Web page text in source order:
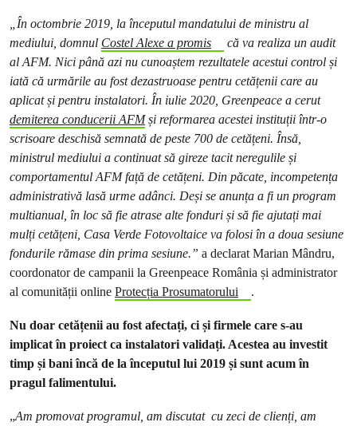
„În octombrie 2019, la începutul mandatului de ministru al
mediului, domnul Costel Alexe a promis
că va realiza un audit
al AFM. Nici până azi nu cunoaștem rezultatele acestui control și
iată că urmările au fost dezastruoase pentru cetățenii care au
aplicat și pentru instalatori. În iulie 2020, Greenpeace a cerut
demiterea conducerii AFMși reformarea acestei instituții într-o
scrisoare deschisă semnată de peste 700 de cetățeni. Însă,
ministrul mediului a continuat să gireze tacit neregulile și
comportamentul AFM față de cetățeni. Din păcate, incompetența
administrativă lasă urme adânci. Deși se anunța a fi un program
multianual, în loc să fie atrase alte fonduri și să fie ajutați mai
mulți cetățeni, Casa Verde Fotovoltaice va folosi în a doua sesiune
fondurile rămase din prima sesiune.” a declarat Marian Mândru,
coordonator de campanii la Greenpeace România și administrator
al comunității online Protecția Prosumatorului .
Nu doar cetățenii au fost afectați, ci și firmele care s-au
implicat în proiect ca instalatori validați. Acestea au investit
timp și bani încă de la începutul lui 2019 și sunt acum în
pragul falimentului.
„Am promovat programul, am discutat cu zeci de clienți, am